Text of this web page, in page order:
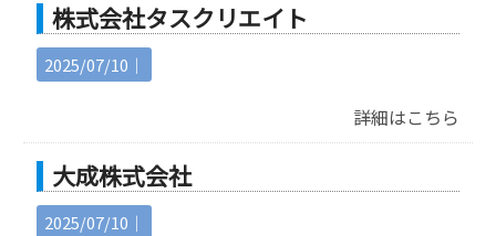
株式会社タスクリエイト
2025/07/10｜
詳細はこちら
大成株式会社
2025/07/10｜